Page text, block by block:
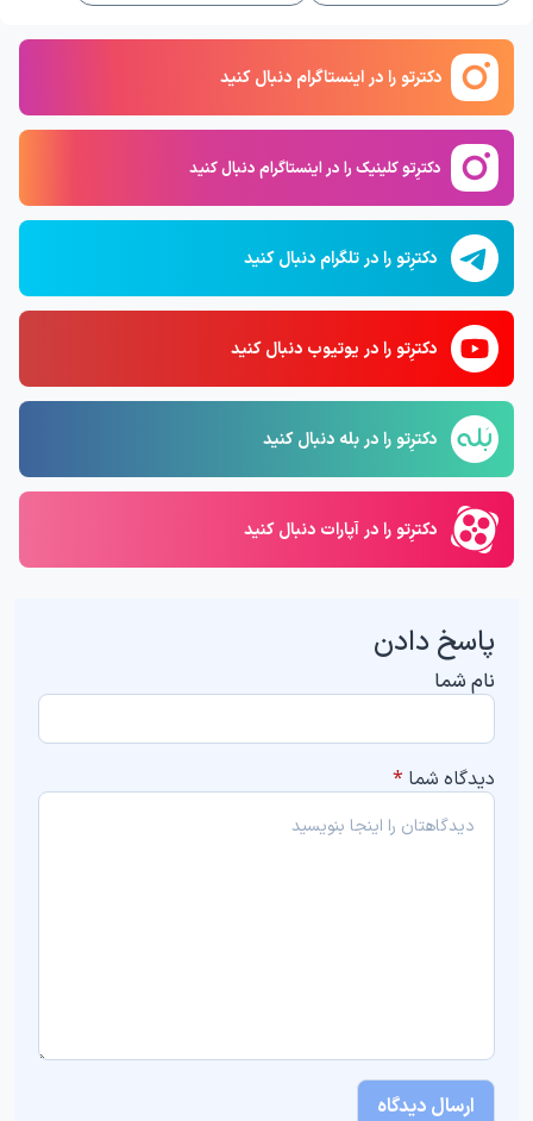
دکترتو را در اینستاگرام دنبال کنید
دکترِتو کلینیک را در اینستاگرام دنبال کنید
دکترِتو را در تلگرام دنبال کنید
دکترِتو را در یوتیوب دنبال کنید
دکترِتو را در بله دنبال کنید
دکترِتو را در آپارات دنبال کنید
پاسخ دادن
نام شما
دیدگاه شما *